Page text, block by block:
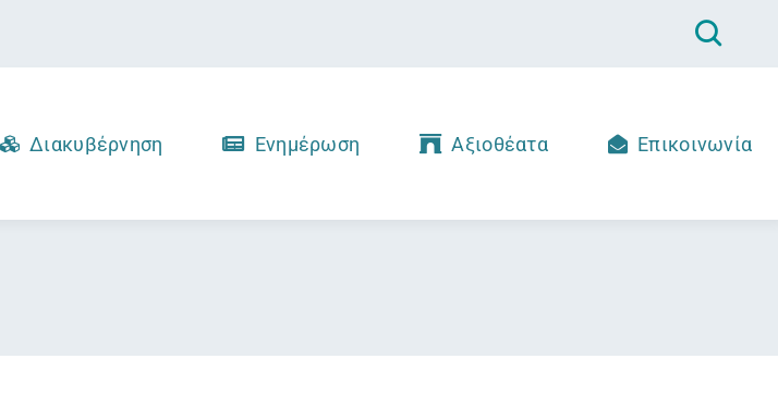
Διακυβέρνηση Ενημέρωση Αξιοθέατα Επικοινωνία